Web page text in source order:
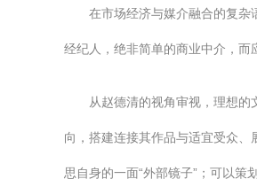
在市场经济与媒介融合的复杂
经纪人，绝非简单的商业中介，而
从赵德清的视角审视，理想
向，搭建连接其作品与适宜受众、
思自身的一面“外部镜子”；可以